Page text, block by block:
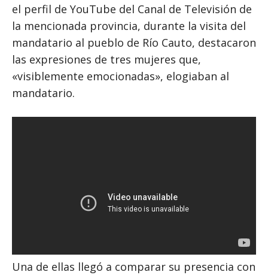
el perfil de YouTube del Canal de Televisión de
la mencionada provincia, durante la visita del
mandatario al pueblo de Río Cauto, destacaron
las expresiones de tres mujeres que,
«visiblemente emocionadas», elogiaban al
mandatario.
Una de ellas llegó a comparar su presencia con